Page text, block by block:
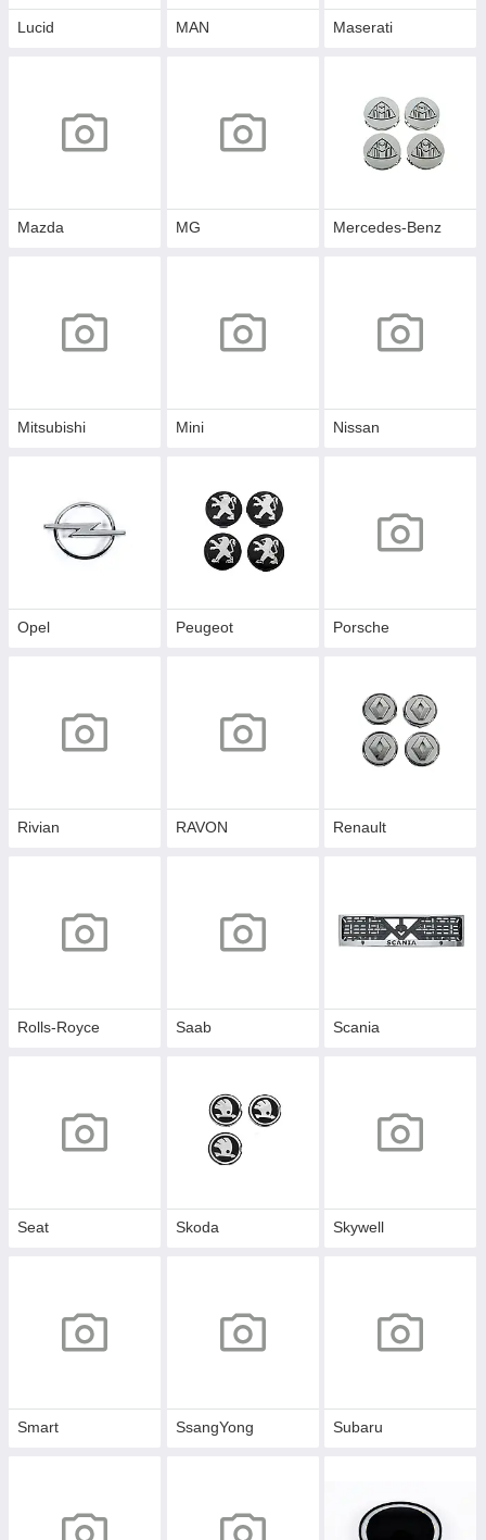
Lucid MAN Maserati
Mazda MG Mercedes-Benz
Mitsubishi Mini Nissan
Opel Peugeot Porsche
Rivian RAVON Renault
Rolls-Royce Saab Scania
Seat Skoda Skywell
Smart SsangYong Subaru